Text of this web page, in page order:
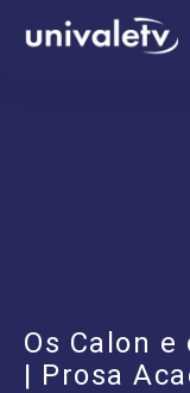
conteúdo
Os Calon e
| Prosa